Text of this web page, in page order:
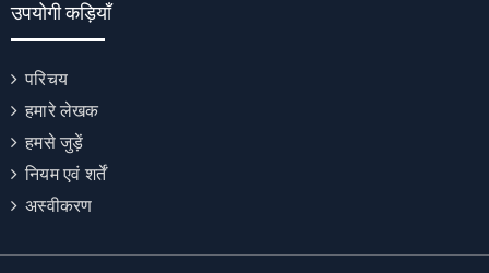
उपयोगी कड़ियाँ
परिचय
हमारे लेखक
हमसे जुड़ें
नियम एवं शर्तें
अस्वीकरण